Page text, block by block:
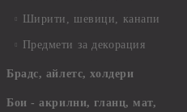
Ширити, шевици, канапи
Предмети за декорация
Брадс, айлетс, холдери
Бои - акрилни, гланц, мат,